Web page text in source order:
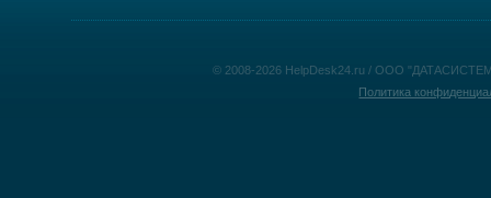
© 2008-2026 HelpDesk24.ru / ООО
Политика